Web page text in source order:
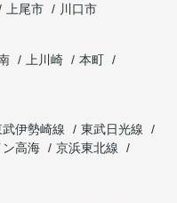
上尾市
川口市
上川崎
本町
武伊勢崎線
東武日光線
高海
京浜東北線